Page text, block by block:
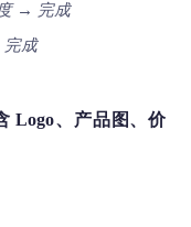
→ 完成
成
、产品图、价